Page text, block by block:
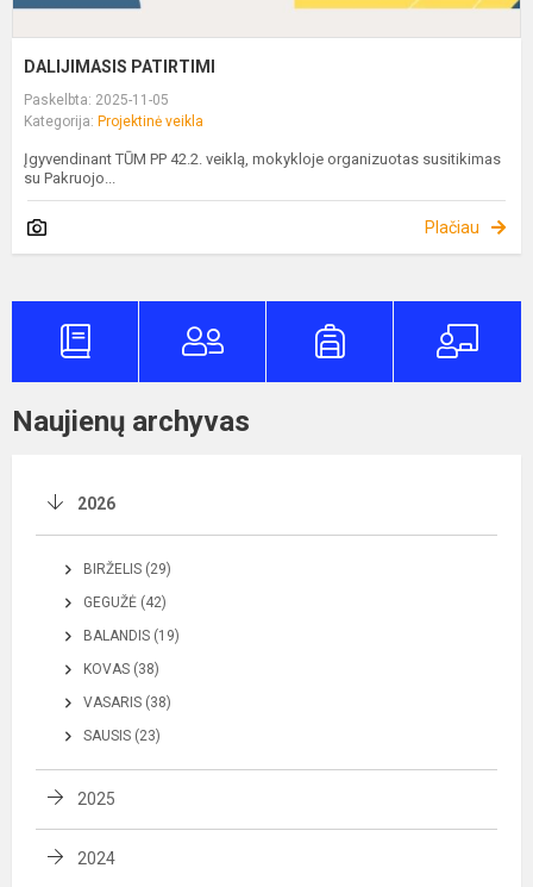
DALIJIMASIS PATIRTIMI
Paskelbta: 2025-11-05
Kategorija: Projektinė veikla
Įgyvendinant TŪM PP 42.2. veiklą, mokykloje organizuotas susitikimas
su Pakruojo...
Plačiau
Naujienų archyvas
2026
BIRŽELIS (29)
GEGUŽĖ (42)
BALANDIS (19)
KOVAS (38)
VASARIS (38)
SAUSIS (23)
2025
2024